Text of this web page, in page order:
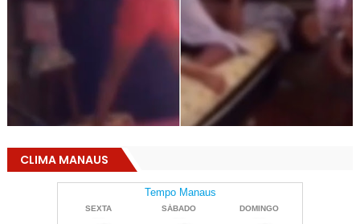
CLIMA MANAUS